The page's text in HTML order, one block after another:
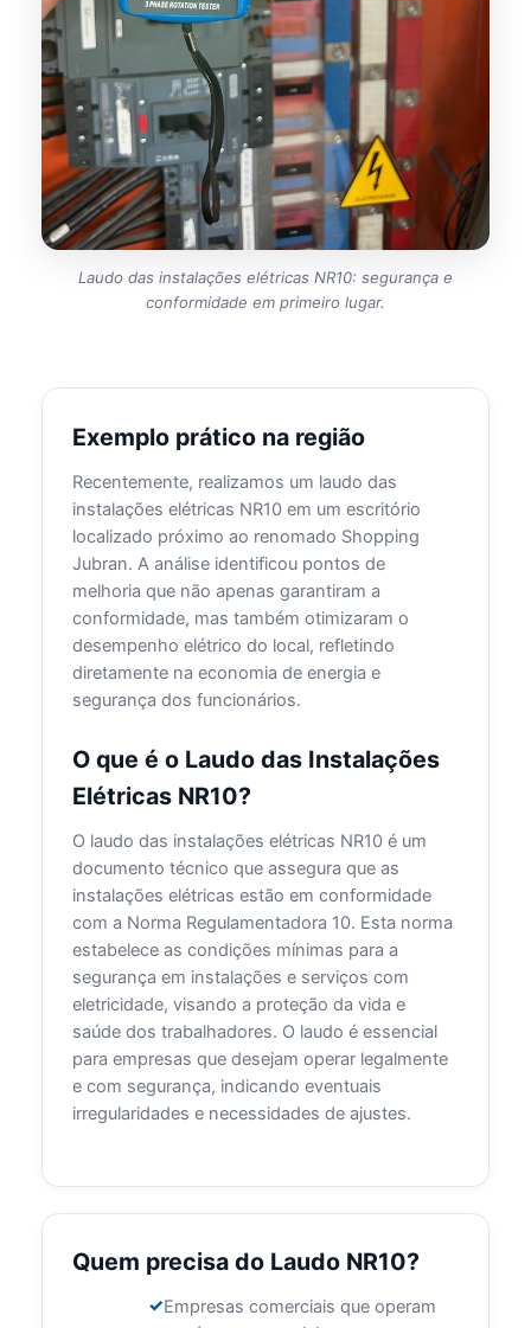
Laudo das instalações elétricas NR10: segurança e
conformidade em primeiro lugar.
Exemplo prático na região
Recentemente, realizamos um laudo das
instalações elétricas NR10 em um escritório
localizado próximo ao renomado Shopping
Jubran. A análise identificou pontos de
melhoria que não apenas garantiram a
conformidade, mas também otimizaram o
desempenho elétrico do local, refletindo
diretamente na economia de energia e
segurança dos funcionários.
O que é o Laudo das Instalações
Elétricas NR10?
O laudo das instalações elétricas NR10 é um
documento técnico que assegura que as
instalações elétricas estão em conformidade
com a Norma Regulamentadora 10. Esta norma
estabelece as condições mínimas para a
segurança em instalações e serviços com
eletricidade, visando a proteção da vida e
saúde dos trabalhadores. O laudo é essencial
para empresas que desejam operar legalmente
e com segurança, indicando eventuais
irregularidades e necessidades de ajustes.
Quem precisa do Laudo NR10?
Empresas comerciais que operam